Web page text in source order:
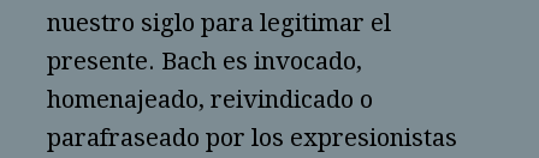
nuestro siglo para legitimar el
presente. Bach es invocado,
homenajeado, reivindicado o
parafraseado por los expresionistas